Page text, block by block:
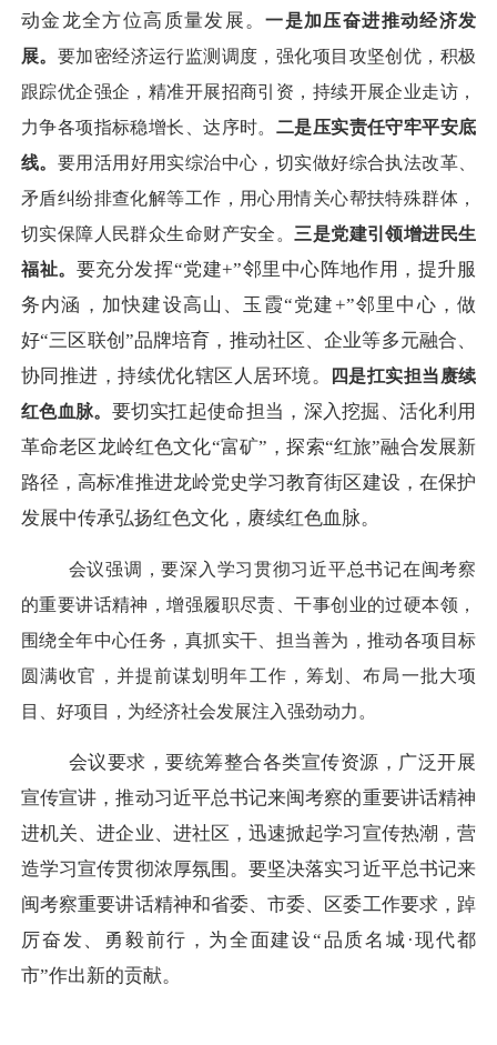
动金龙全方位高质量发展。一是加压奋进推动经济发
展。 要加密经济运行监测调度，强化项目攻坚创优，积极
跟踪优企强企，精准开展招商引资，持续开展企业走访，
力争各项指标稳增长、达序时。 二是压实责任守牢平安底
线。 要用活用好用实综治中心，切实做好综合执法改革、
矛盾纠纷排查化解等工作，用心用情关心帮扶特殊群体，
切实保障人民群众生命财产安全。 三是党建引领增进民生
福祉。 要充分发挥“党建+”邻里中心阵地作用，提升服
务内涵，加快建设高山、玉霞“党建+”邻里中心，做
好“三区联创”品牌培育，推动社区、企业等多元融合、
协同推进，持续优化辖区人居环境。
四是扛实担当赓续
红色血脉。 要切实扛起使命担当，深入挖掘、活化利用
革命老区龙岭红色文化“富矿”，探索“红旅”融合发展新
路径，高标准推进龙岭党史学习教育街区建设，在保护
发展中传承弘扬红色文化，赓续红色血脉。
会议强调，要深入学习贯彻习近平总书记在闽考察
的重要讲话精神，增强履职尽责、干事创业的过硬本领，
围绕全年中心任务，真抓实干、担当善为，推动各项目标
圆满收官，并提前谋划明年工作，筹划、布局一批大项
目、好项目，为经济社会发展注入强劲动力。
会议要求，要统筹整合各类宣传资源，广泛开展
宣传宣讲，推动习近平总书记来闽考察的重要讲话精神
进机关、进企业、进社区，迅速掀起学习宣传热潮，营
造学习宣传贯彻浓厚氛围。要坚决落实习近平总书记来
闽考察重要讲话精神和省委、市委、区委工作要求，踔
厉奋发、勇毅前行，为全面建设“品质名城·现代都
市”作出新的贡献。